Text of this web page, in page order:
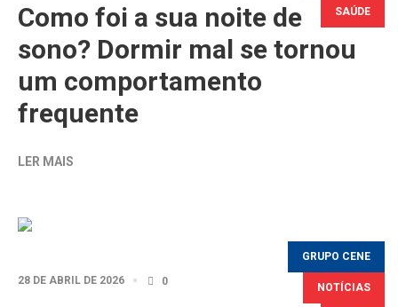
SAÚDE
Como foi a sua noite de
sono? Dormir mal se tornou
um comportamento
frequente
LER MAIS
GRUPO CENE
NOTÍCIAS
28 DE ABRIL DE 2026 0